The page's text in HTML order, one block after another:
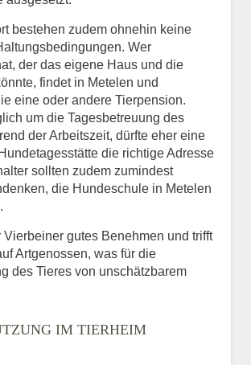
bestehen zudem ohnehin keine
Wer
der das eigene Haus und die
findet in Metelen und
eine oder andere Tierpension.
um die Tagesbetreuung des
der Arbeitszeit, dürfte eher eine
die richtige Adresse
sollten zudem zumindest
die Hundeschule in Metelen
Vierbeiner gutes Benehmen und trifft
Artgenossen, was für die
des Tieres von unschätzbarem
IM TIERHEIM